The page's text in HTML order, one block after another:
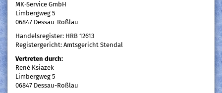
MK-Service GmbH
Limbergweg 5
06847 Dessau-Roßlau
Handelsregister: HRB 12613
Registergericht: Amtsgericht Stendal
Vertreten durch:
René Ksiazek
Limbergweg 5
06847 Dessau-Roßlau